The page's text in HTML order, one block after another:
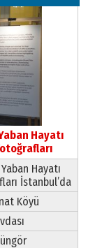
Hayatı
Hayatı
İstanbul’da
Köyü